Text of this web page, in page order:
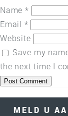
Name *
Email *
Website
Save my
the next time I
MELD U